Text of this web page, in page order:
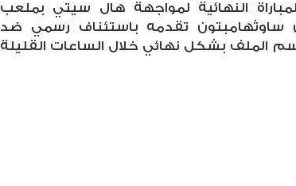
النهائية لمواجهة هال سيتي بملعب
ساوثهامبتون تقدمه باستئناف رسمي ضد
الملف بشكل نهائي خلال الساعات القليلة